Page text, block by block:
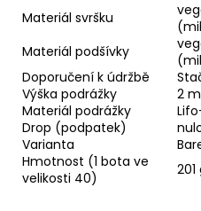
Materiál svršku
Materiál podšívky
Doporučení k údržbě
Výška podrážky
2
Materiál podrážky
Drop (podpatek)
Varianta
Hmotnost (1 bota ve
velikosti 40)